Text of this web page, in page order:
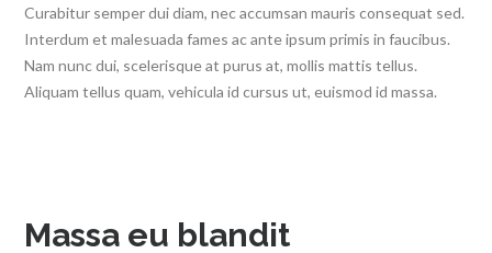
Curabitur semper dui diam, nec accumsan mauris consequat sed.
Interdum et malesuada fames ac ante ipsum primis in faucibus.
Nam nunc dui, scelerisque at purus at, mollis mattis tellus.
Aliquam tellus quam, vehicula id cursus ut, euismod id massa.
Massa eu blandit